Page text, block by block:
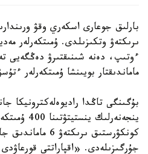
بارلىق جوعارى اسكەري وقۋ
ىرىكتەۋ وتكىزىلدى. ۇمىتكەرلەر
ءوتىپ، دەنە شىنىقتىرۋ دەڭگەيى
ماماندىقتار بويىنشا ۇمىتكەرلەر
بۇگىنگى تاڭدا راديوەلەكترونيكا
ينجەنەرلىك
جۇرگىزىلەدى. «اقپاراتتى